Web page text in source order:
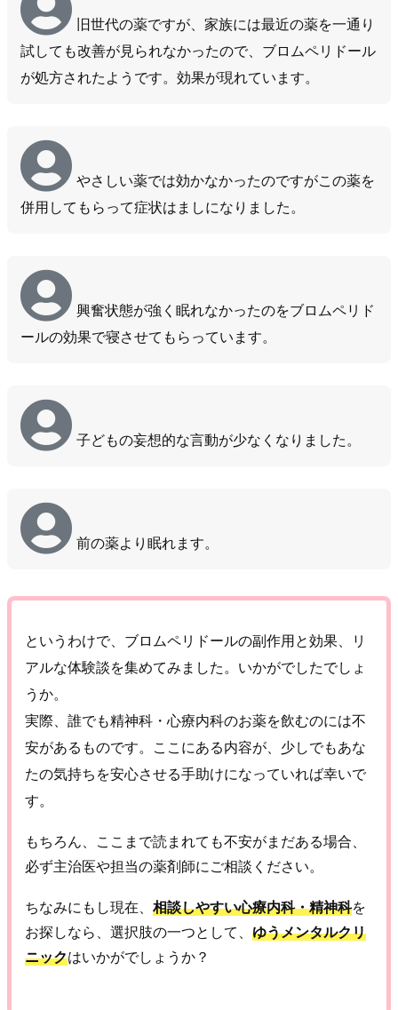
旧世代の薬ですが、家族には最近の薬を一通り
試しても改善が見られなかったので、ブロムペリドール
が処方されたようです。効果が現れています。
やさしい薬では効かなかったのですがこの薬を
併用してもらって症状はましになりました。
興奮状態が強く眠れなかったのをブロムペリド
ールの効果で寝させてもらっています。
子どもの妄想的な言動が少なくなりました。
前の薬より眠れます。
というわけで、ブロムペリドールの副作用と効果、リ
アルな体験談を集めてみました。いかがでしたでしょ
うか。
実際、誰でも精神科・心療内科のお薬を飲むのには不
安があるものです。ここにある内容が、少しでもあな
たの気持ちを安心させる手助けになっていれば幸いで
す。
もちろん、ここまで読まれても不安がまだある場合、
必ず主治医や担当の薬剤師にご相談ください。
ちなみにもし現在、 相談しやすい心療内科・精神科を
お探しなら、選択肢の一つとして、 ゆうメンタルクリ
ニックはいかがでしょうか？